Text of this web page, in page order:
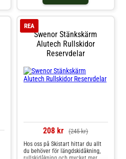
Swenor Stänkskärm
Alutech Rullskidor
Reservdelar
REA
208 kr (245 kr)
Hos oss på Skistart hittar du allt
du behöver för längdskidåkning,